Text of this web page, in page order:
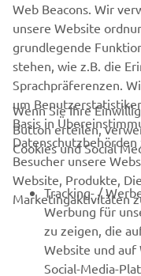
UNTERNEHMEN
B2B
MEHR VON
SUPPORT
Web Beacons. Wir
unsere Website
grundlegende
stehen, wie z.B. die
Sprachpräferenzen.
um
Basis in
Besucher unsere
Website, Produkte,
Marketingaktivitäten
Wenn Sie Ihre
Button erteilen,
Cookies und Social
Tracking- /
Werbung für
zu zeigen, die
Website und auf
Social-Media-